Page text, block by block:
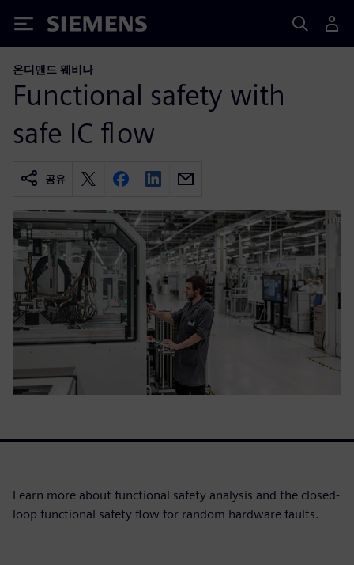
Siemens
온디맨드 웨비나
Functional safety with
safe IC flow
공유
Learn more about functional safety analysis and the closed-
loop functional safety flow for random hardware faults.